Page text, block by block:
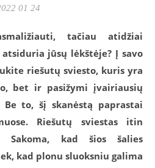
01 24
tačiau atidžiai
jūsų lėkštėje? Į savo
riešutų sviesto, kuris yra
bet ir pasižymi įvairiausių
Be to, šį skanėstą paprastai
Riešutų sviestas itin
Sakoma, kad šios šalies
kad plonu sluoksniu galima